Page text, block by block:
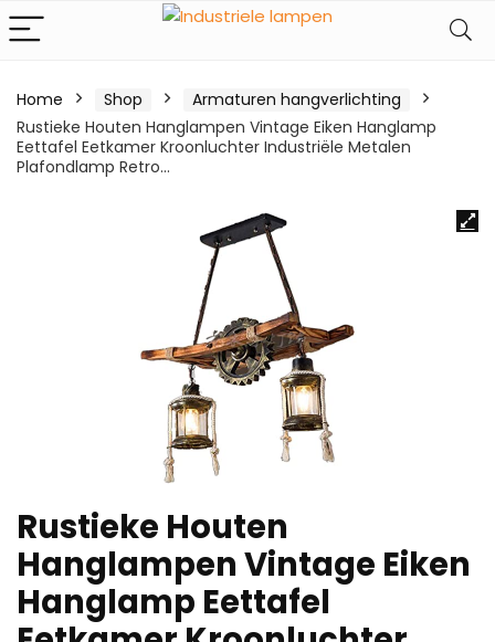
Home Shop
Armaturen hangverlichting
Rustieke Houten Hanglampen Vintage Eiken Hanglamp
Eettafel Eetkamer Kroonluchter Industriële Metalen
Plafondlamp Retro…
Rustieke Houten
Hanglampen Vintage Eiken
Hanglamp Eettafel